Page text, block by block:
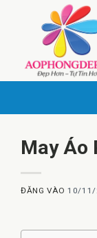
May Áo
ĐĂNG VÀO10/11/